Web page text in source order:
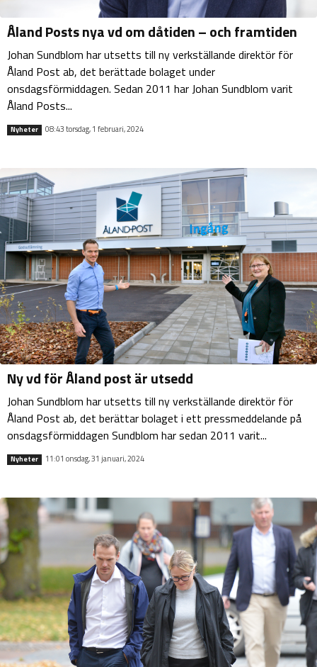
Åland Posts nya vd om dåtiden – och framtiden
Johan Sundblom har utsetts till ny verkställande direktör för
Åland Post ab, det berättade bolaget under
onsdagsförmiddagen. Sedan 2011 har Johan Sundblom varit
Åland Posts...
Nyheter 08:43 torsdag, 1 februari, 2024
Ny vd för Åland post är utsedd
Johan Sundblom har utsetts till ny verkställande direktör för
Åland Post ab, det berättar bolaget i ett pressmeddelande på
onsdagsförmiddagen Sundblom har sedan 2011 varit...
Nyheter 11:01 onsdag, 31 januari, 2024